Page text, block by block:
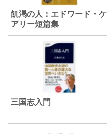
飢渇の人：エドワード・ケ
アリー短篇集
三国志入門